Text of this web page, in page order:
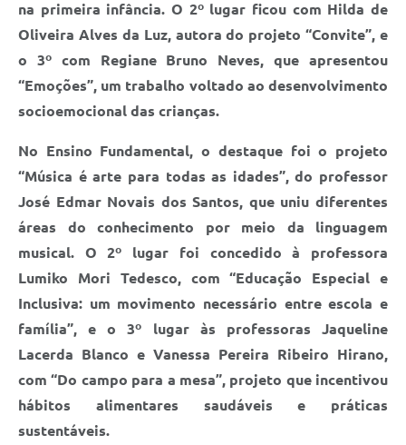
na primeira infância. O 2º lugar ficou com Hilda de
Oliveira Alves da Luz, autora do projeto “Convite”, e
o 3º com Regiane Bruno Neves, que apresentou
“Emoções”, um trabalho voltado ao desenvolvimento
socioemocional das crianças.
No Ensino Fundamental, o destaque foi o projeto
“Música é arte para todas as idades”, do professor
José Edmar Novais dos Santos, que uniu diferentes
áreas do conhecimento por meio da linguagem
musical. O 2º lugar foi concedido à professora
Lumiko Mori Tedesco, com “Educação Especial e
Inclusiva: um movimento necessário entre escola e
família”, e o 3º lugar às professoras Jaqueline
Lacerda Blanco e Vanessa Pereira Ribeiro Hirano,
com “Do campo para a mesa”, projeto que incentivou
hábitos alimentares saudáveis e práticas
sustentáveis.